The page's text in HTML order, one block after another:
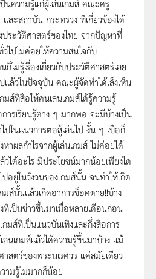
นความรู้แก่ผู้เล่นเกมส์ คณะครู
ละสถาบัน กระทรวง ที่เกี่ยวข้องได้
ระวัติศาสตร์ของไทย จากปัญหาที่
ไปไม่ค่อยให้ความสนใจกับ
ไม่รู้เรื่องเกี่ยวกับประวัติศาสตร์เลย
แล้วในปัจจุบัน คณะผู้จัดทำได้เล็งเห็น
ส์ที่สื่อให้คนเล่นเกมส์ได้รู้ความรู้
ารเรียนรู้ต่าง ๆ มากพอ จะมีบ้างเป็น
ในแนวการต่อสู้เล่นไป งั้น ๆ เบื่อก็
าผลกำไรจากผู้เล่นเกมส์ ไม่ค่อยได้
วได้อะไร มีประโยชน์มากน้อยเพียงใด
ปอยู่ในวังวนของเกมส์นั้น จนทำให้เกิด
มส์นั้นแล้วเกิดอาการช็อคตาย!!บ้าง
ที่เป็นข่าวขึ้นมาเมื่อหลายเดือนก่อน
มส์ที่เป็นแนวบันเทิงและกึ่งสื่อการ
ล่นเกมส์แล้วได้ความรู้ขึ้นมาบ้าง แม้
สตร์ของพระนเรศวร แค่สมัยเดียว
ามรู้ไม่มากก็น้อย